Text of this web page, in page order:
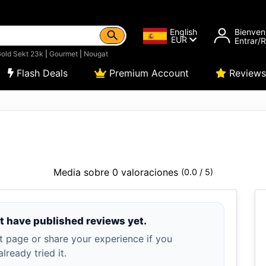
Sekt 23k Gourmet| Nougat
English
EUR
Entrar/
Flash Deals Premium Account Reviews
Media sobre 0 valoraciones (0.0 / 5)
have published reviews yet.
or share your experience if you
tried it.